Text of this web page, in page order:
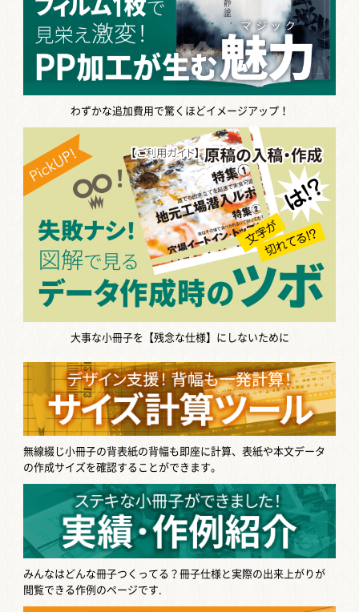
わずかな追加費用で驚くほどイメージアップ！
大事な小冊子を【残念な仕様】にしないために
無線綴じ小冊子の背表紙の背幅も即座に計算、表紙や本文データ
の作成サイズを確認することができます。
みんなはどんな冊子つくってる？冊子仕様と実際の出来上がりが
閲覧できる作例のページです.